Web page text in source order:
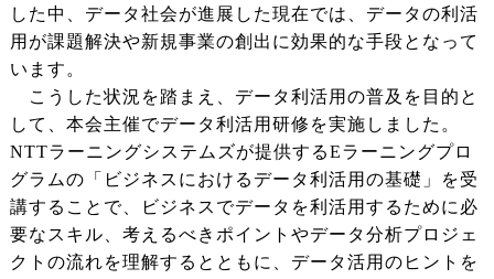
した中、データ社会が進展した現在では、データの利活
用が課題解決や新規事業の創出に効果的な手段となって
います。
こうした状況を踏まえ、データ利活用の普及を目的と
して、本会主催でデータ利活用研修を実施しました。
NTTラーニングシステムズが提供するEラーニングプロ
グラムの「ビジネスにおけるデータ利活用の基礎」を受
講することで、ビジネスでデータを利活用するために必
要なスキル、考えるべきポイントやデータ分析プロジェ
クトの流れを理解するとともに、データ活用のヒントを